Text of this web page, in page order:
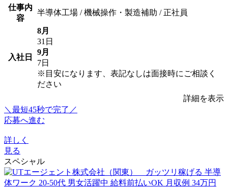
仕事内
容
半導体工場 / 機械操作・製造補助 / 正社員
入社日
8月
31日
9月
7日
※目安になります、表記なしは面接時にご相談く
ださい
詳細を表示
＼最短45秒で完了／
応募へ進む
詳しく
見る
スペシャル